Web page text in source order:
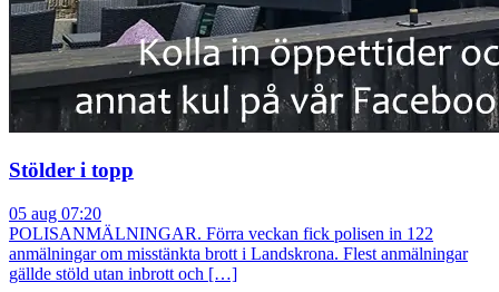
Stölder i topp
05 aug 07:20
POLISANMÄLNINGAR. Förra veckan fick polisen in 122
anmälningar om misstänkta brott i Landskrona. Flest anmälningar
gällde stöld utan inbrott och […]